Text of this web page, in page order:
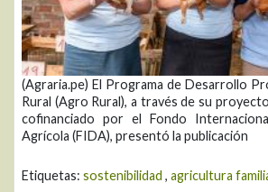
(Agraria.pe) El Programa de Desarrollo
Rural (Agro Rural), a través de su
cofinanciado por el Fondo
Agrícola (FIDA), presentó la publicación
Etiquetas: sostenibilidad , agricultura